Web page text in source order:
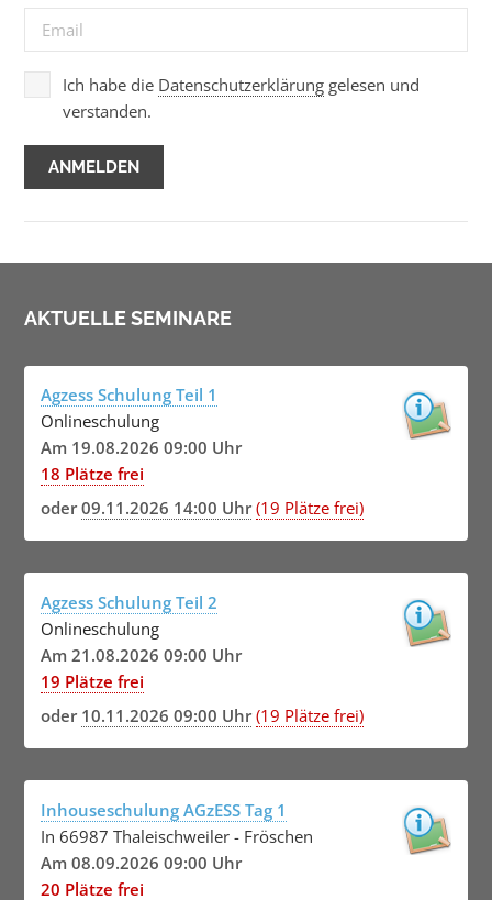
Ich habe die Datenschutzerklärung gelesen und
verstanden.
AKTUELLE SEMINARE
Agzess Schulung Teil 1
Onlineschulung
Am 19.08.2026 09:00 Uhr
18 Plätze frei
oder09.11.2026 14:00 Uhr (19 Plätze frei)
Agzess Schulung Teil 2
Onlineschulung
Am 21.08.2026 09:00 Uhr
19 Plätze frei
oder 10.11.2026 09:00 Uhr (19 Plätze frei)
Inhouseschulung AGzESS Tag 1
In 66987 Thaleischweiler - Fröschen
Am 08.09.2026 09:00 Uhr
20 Plätze frei